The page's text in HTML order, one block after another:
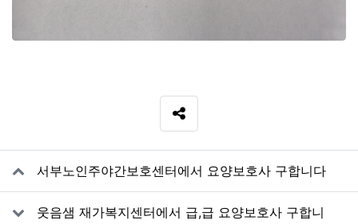
SNS 공유
관련자료
서부노인주야간보호센터에서 요양보호사 구합니다
웃음샘 재가복지센터에서 급,급 요양보호사 구합니